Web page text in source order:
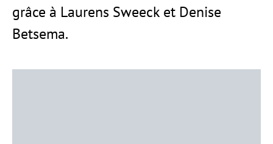
grâce à Laurens Sweeck et Denise
Betsema.